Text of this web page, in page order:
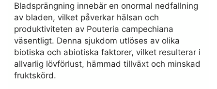
Bladsprängning innebär en onormal nedfallning
av bladen, vilket påverkar hälsan och
produktiviteten av Pouteria campechiana
väsentligt. Denna sjukdom utlöses av olika
biotiska och abiotiska faktorer, vilket resulterar i
allvarlig lövförlust, hämmad tillväxt och minskad
fruktskörd.